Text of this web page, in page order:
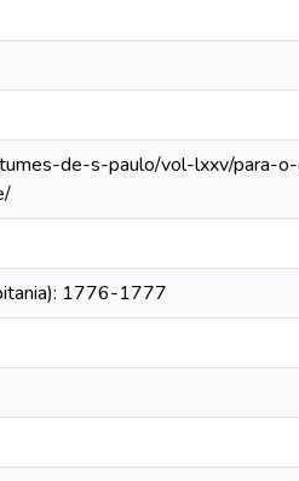
de-s-paulo/vol-lxxv/para-
1776-1777